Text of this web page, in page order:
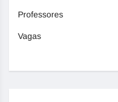
Professores
Vagas